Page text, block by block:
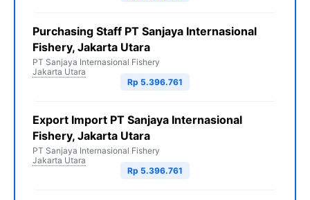
Purchasing Staff PT Sanjaya Internasional
Fishery, Jakarta Utara
PT Sanjaya Internasional Fishery
Jakarta Utara
Rp 5.396.761
Export Import PT Sanjaya Internasional
Fishery, Jakarta Utara
PT Sanjaya Internasional Fishery
Jakarta Utara
Rp 5.396.761